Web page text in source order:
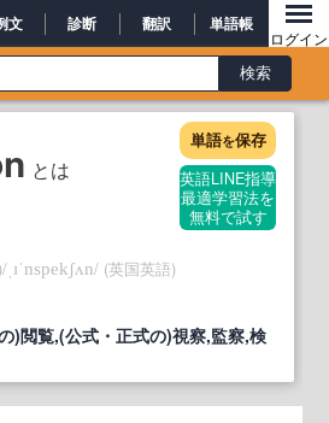
文 診断 翻訳 単語帳
ログイン
とは
単語を保存
英語LINE指導
最適学習法を
無料で試す
/ ˌɪˈnspekʃʌn/ (英国英語)
)閲覧,(公式・正式の)視察,監察,検